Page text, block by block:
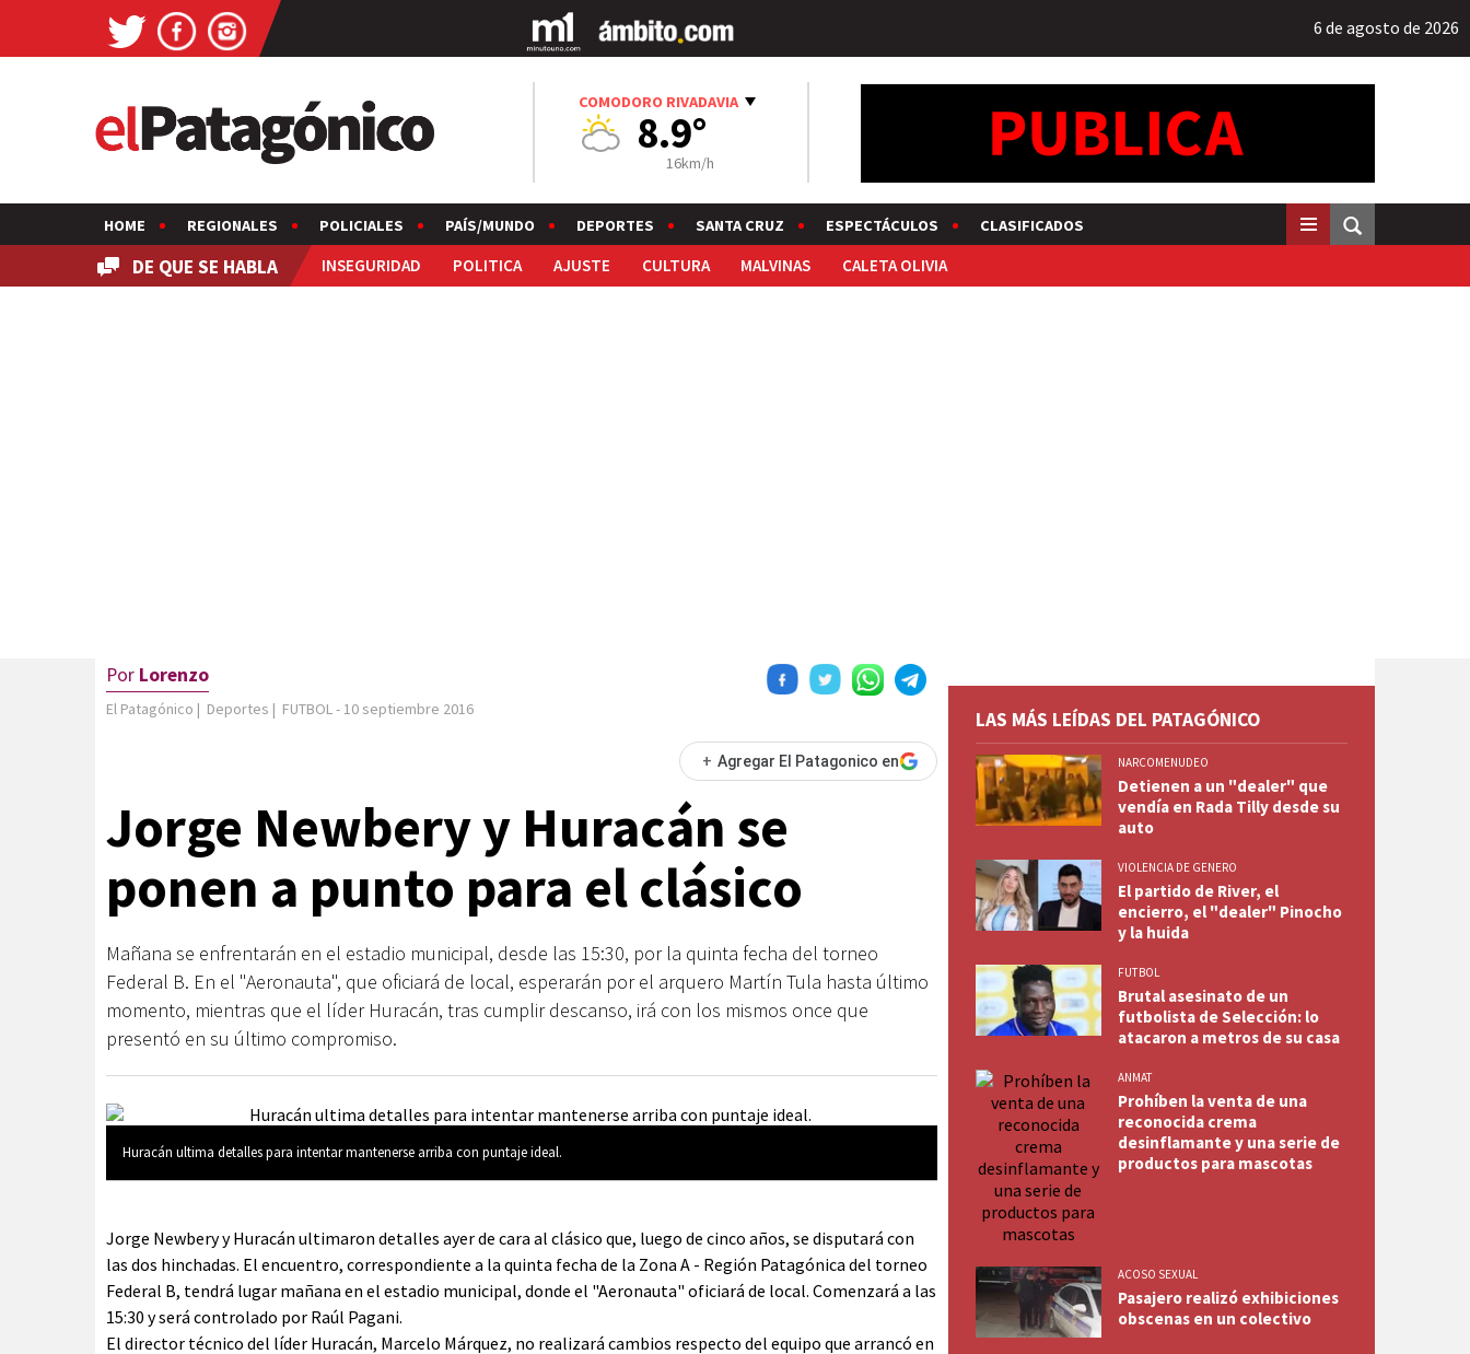
6 de agosto de 2026
COMODORO RIVADAVIA
8.9°
16km/h
HOME REGIONALES POLICIALES PAÍS/MUNDO DEPORTES SANTA CRUZ ESPECTÁCULOS CLASIFICADOS
DE QUE SE HABLA INSEGURIDAD POLITICA AJUSTE CULTURA MALVINAS CALETA OLIVIA
Por Lorenzo
El Patagónico | Deportes | FUTBOL- 10 septiembre 2016
+ Agregar El Patagonico en
Jorge Newbery y Huracán se
ponen a punto para el clásico
Mañana se enfrentarán en el estadio municipal, desde las 15:30, por la quinta fecha del torneo
Federal B. En el "Aeronauta", que oficiará de local, esperarán por el arquero Martín Tula hasta último
momento, mientras que el líder Huracán, tras cumplir descanso, irá con los mismos once que
presentó en su último compromiso.
Huracán ultima detalles para intentar mantenerse arriba con puntaje ideal. Newbery trabaja pensando en arrebatarle la punta a su eterno rival.
Jorge Newbery y Huracán ultimaron detalles ayer de cara al clásico que, luego de cinco años, se disputará con
las dos hinchadas. El encuentro, correspondiente a la quinta fecha de la Zona A - Región Patagónica del torneo
Federal B, tendrá lugar mañana en el estadio municipal, donde el "Aeronauta" oficiará de local. Comenzará a las
15:30 y será controlado por Raúl Pagani.
El director técnico del líder Huracán, Marcelo Márquez, no realizará cambios respecto del equipo que arrancó en
LAS MÁS LEÍDAS DEL PATAGÓNICO
NARCOMENUDEO
Detienen a un "dealer" que
vendía en Rada Tilly desde su
auto
VIOLENCIA DE GENERO
El partido de River, el
encierro, el "dealer" Pinocho
y la huida
FUTBOL
Brutal asesinato de un
futbolista de Selección: lo
atacaron a metros de su casa
ANMAT
Prohíben la venta de una
reconocida crema
desinflamante y una serie de
productos para mascotas
ACOSO SEXUAL
Pasajero realizó exhibiciones
obscenas en un colectivo